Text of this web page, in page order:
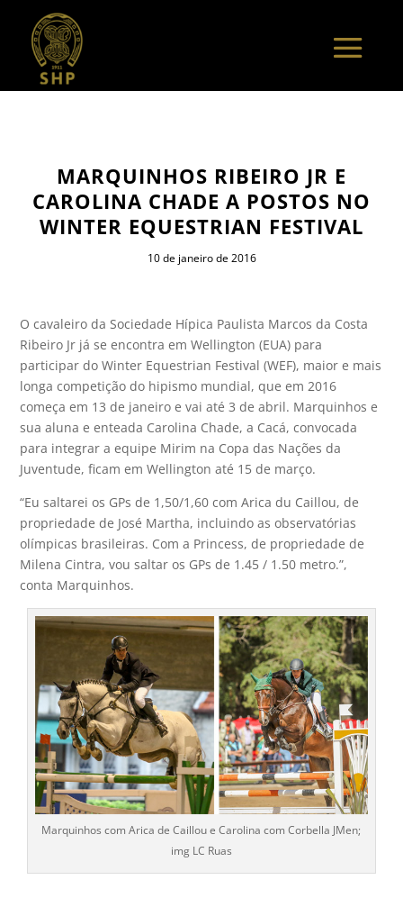
MARQUINHOS RIBEIRO JR E
CAROLINA CHADE A POSTOS NO
WINTER EQUESTRIAN FESTIVAL
10 de janeiro de 2016
O cavaleiro da Sociedade Hípica Paulista Marcos da Costa
Ribeiro Jr já se encontra em Wellington (EUA) para
participar do Winter Equestrian Festival (WEF), maior e mais
longa competição do hipismo mundial, que em 2016
começa em 13 de janeiro e vai até 3 de abril. Marquinhos e
sua aluna e enteada Carolina Chade, a Cacá, convocada
para integrar a equipe Mirim na Copa das Nações da
Juventude, ficam em Wellington até 15 de março.
“Eu saltarei os GPs de 1,50/1,60 com Arica du Caillou, de
propriedade de José Martha, incluindo as observatórias
olímpicas brasileiras. Com a Princess, de propriedade de
Milena Cintra, vou saltar os GPs de 1.45 / 1.50 metro.”,
conta Marquinhos.
Marquinhos com Arica de Caillou e Carolina com Corbella JMen;
img LC Ruas